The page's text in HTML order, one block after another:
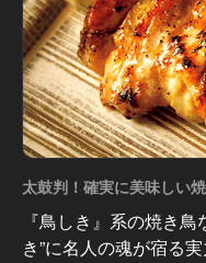
太鼓判！確実に美味しい
『鳥しき』系の焼き
き”に名人の魂が宿る